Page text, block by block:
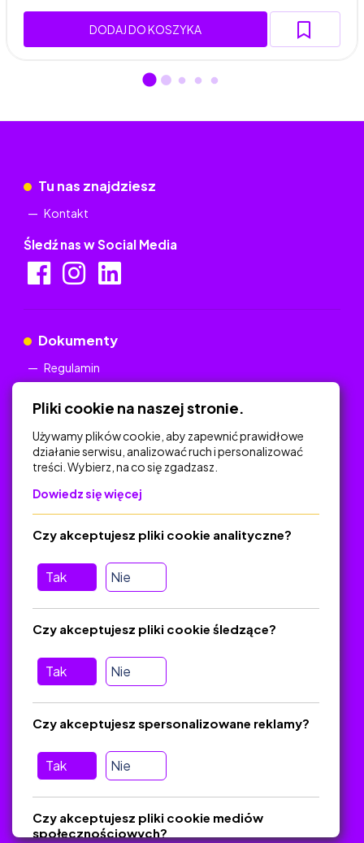
DODAJ DO KOSZYKA
Tu nas znajdziesz
Kontakt
Śledź nas w Social Media
Dokumenty
Regulamin
Na skróty
Polityka Prywatności
Regulamin
O platformie
Baza materiałów dydaktycznych
Jak zostać autorem
FAQ
wiadomość nie trafiła do folderu SPAM)
Materiały chronione Prawem Autorskim.
Pliki cookie na naszej stronie.
Używamy plików cookie, aby zapewnić prawidłowe
działanie serwisu, analizować ruch i personalizować
treści. Wybierz, na co się zgadzasz.
Dowiedz się więcej
Tak Nie
Czy akceptujesz pliki cookie analityczne?
Tak Nie
Czy akceptujesz pliki cookie śledzące?
Tak Nie
Czy akceptujesz spersonalizowane reklamy?
Czy akceptujesz pliki cookie mediów
społecznościowych?